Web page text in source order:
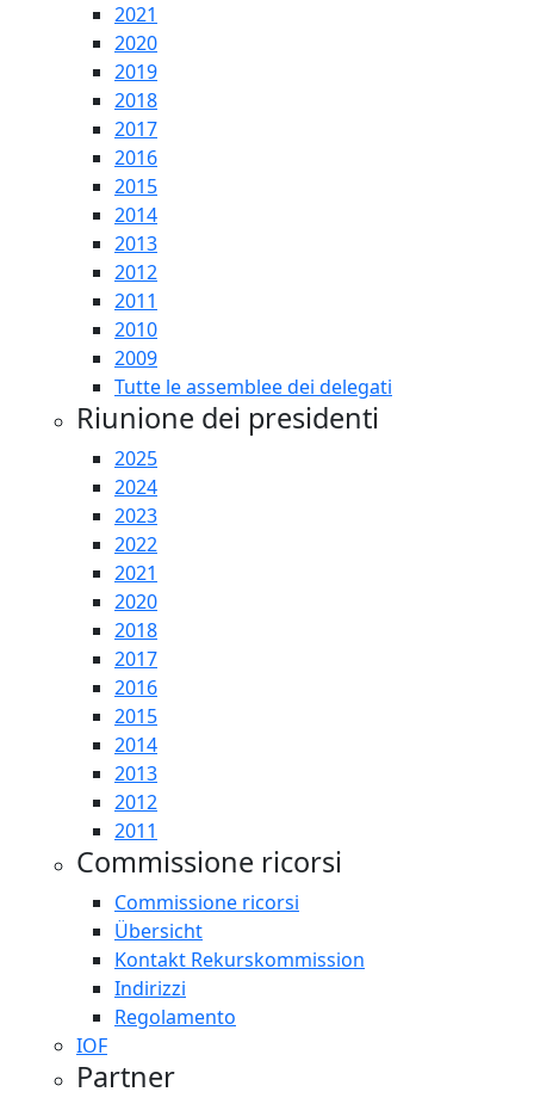
2021
2020
2019
2018
2017
2016
2015
2014
2013
2012
2011
2010
2009
Tutte le assemblee dei delegati
Riunione dei presidenti
2025
2024
2023
2022
2021
2020
2018
2017
2016
2015
2014
2013
2012
2011
Commissione ricorsi
Commissione ricorsi
Übersicht
Kontakt Rekurskommission
Indirizzi
Regolamento
IOF
Partner